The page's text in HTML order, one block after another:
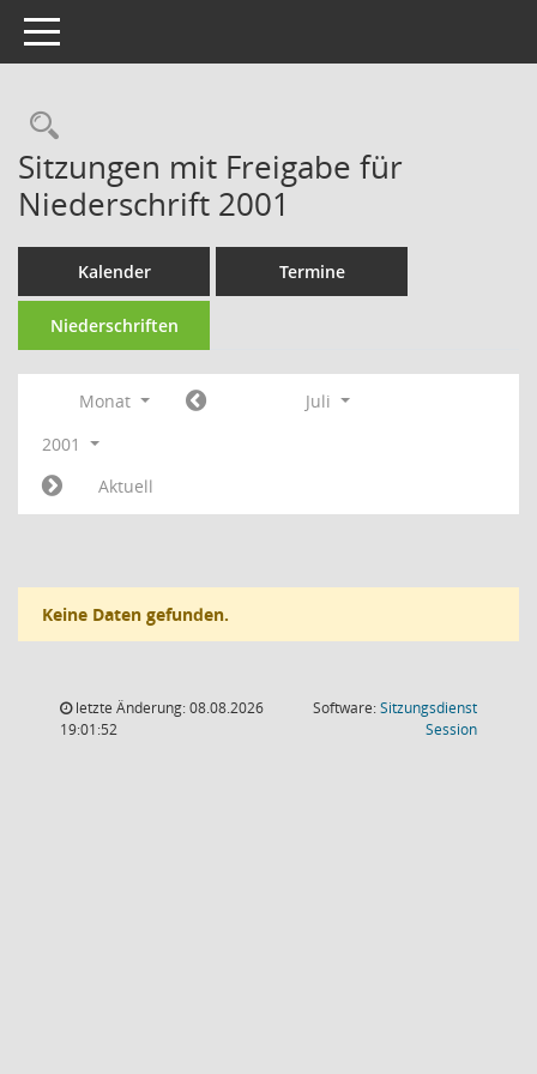
Toggle navigation
Rechercheauswahl
Sitzungen mit Freigabe für
Niederschrift 2001
Kalender Termine
Niederschriften
Monat
Juli
2001
Aktuell
Keine Daten gefunden.
letzte Änderung: 08.08.2026
19:01:52
Software:Sitzungsdienst
Session(Wird in